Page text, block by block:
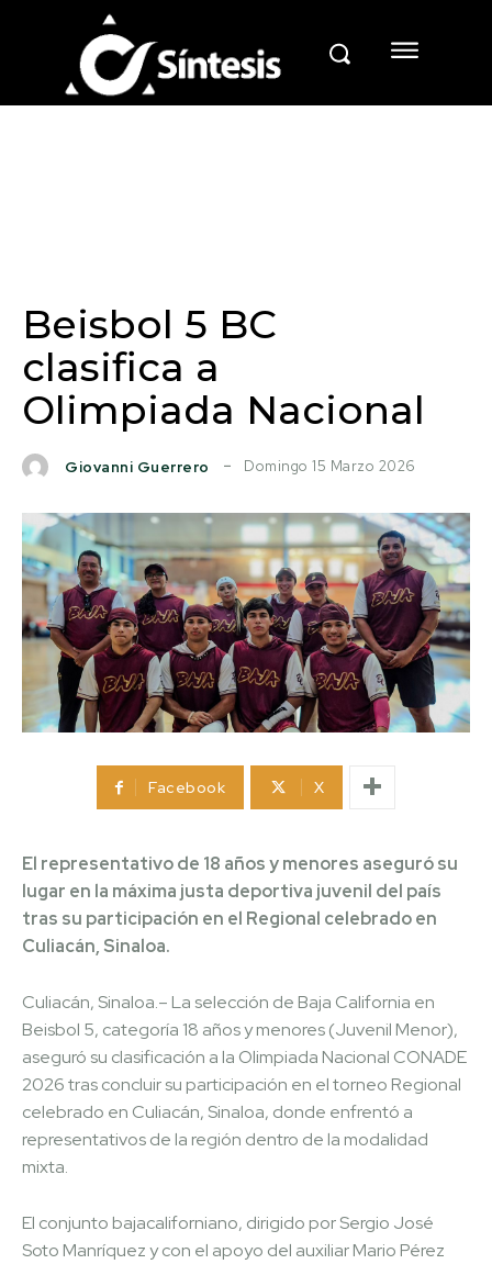
Beisbol 5 BC
clasifica a
Olimpiada Nacional
Giovanni Guerrero Domingo 15 Marzo 2026
Facebook X
El representativo de 18 años y menores aseguró su
lugar en la máxima justa deportiva juvenil del país
tras su participación en el Regional celebrado en
Culiacán, Sinaloa.
Culiacán, Sinaloa.– La selección de Baja California en
Beisbol 5, categoría 18 años y menores (Juvenil Menor),
aseguró su clasificación a la Olimpiada Nacional CONADE
2026 tras concluir su participación en el torneo Regional
celebrado en Culiacán, Sinaloa, donde enfrentó a
representativos de la región dentro de la modalidad
mixta.
El conjunto bajacaliforniano, dirigido por Sergio José
Soto Manríquez y con el apoyo del auxiliar Mario Pérez